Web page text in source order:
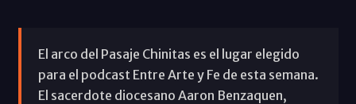
El arco del Pasaje Chinitas es el lugar elegido
para el podcast Entre Arte y Fe de esta semana.
El sacerdote diocesano Aaron Benzaquen,